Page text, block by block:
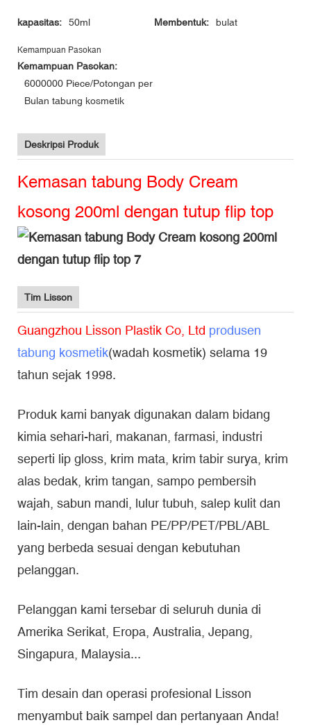
kapasitas: 50ml Membentuk: bulat
Kemampuan Pasokan
Kemampuan Pasokan:
6000000 Piece/Potongan per
Bulan tabung kosmetik
Deskripsi Produk
Kemasan tabung Body Cream
kosong 200ml dengan tutup flip top
Tim Lisson
Guangzhou Lisson Plastik Co, Ltd produsen
tabung kosmetik(wadah kosmetik) selama 19
tahun sejak 1998.
Produk kami banyak digunakan dalam bidang
kimia sehari-hari, makanan, farmasi, industri
seperti lip gloss, krim mata, krim tabir surya, krim
alas bedak, krim tangan, sampo pembersih
wajah, sabun mandi, lulur tubuh, salep kulit dan
lain-lain, dengan bahan PE/PP/PET/PBL/ABL
yang berbeda sesuai dengan kebutuhan
pelanggan.
Pelanggan kami tersebar di seluruh dunia di
Amerika Serikat, Eropa, Australia, Jepang,
Singapura, Malaysia...
Tim desain dan operasi profesional Lisson
menyambut baik sampel dan pertanyaan Anda!